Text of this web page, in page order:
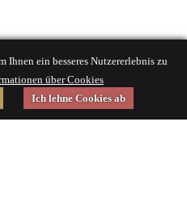
Ihnen ein besseres Nutzererlebnis zu
über Cookies
Ich lehne Cookies ab